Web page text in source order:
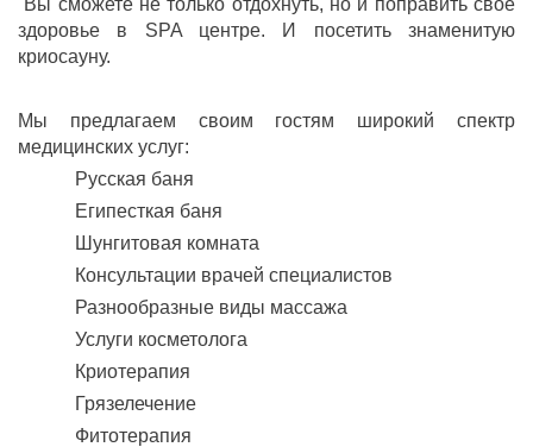
Вы сможете не только отдохнуть, но и поправить свое
здоровье в SPA центре. И посетить знаменитую
криосауну.
Мы предлагаем своим гостям широкий спектр
медицинских услуг:
Русская баня
Египесткая баня
Шунгитовая комната
Консультации врачей специалистов
Разнообразные виды массажа
Услуги косметолога
Криотерапия
Грязелечение
Фитотерапия